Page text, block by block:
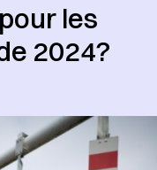
les
2024?